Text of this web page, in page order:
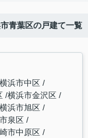
青葉区の戸建て一覧
浜市中区
横浜市金沢区
浜市旭区
泉区
市中原区